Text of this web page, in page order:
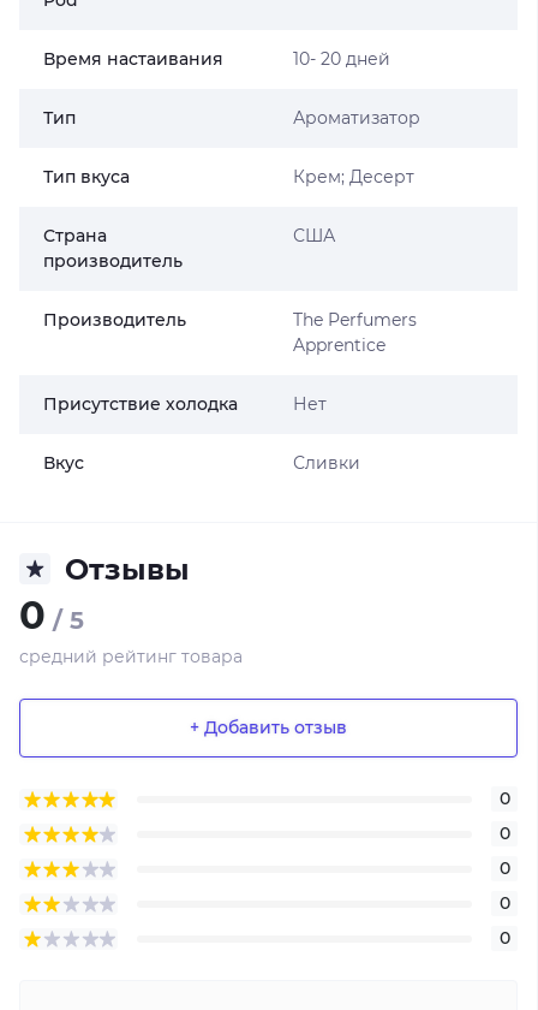
Время настаивания 10- 20 дней
Тип Ароматизатор
Тип вкуса Крем; Десерт
Страна
производитель
США
Производитель
The Perfumers
Apprentice
Присутствие холодка Нет
Вкус Сливки
Отзывы
0 / 5
средний рейтинг товара
+ Добавить отзыв
0
0
0
0
0